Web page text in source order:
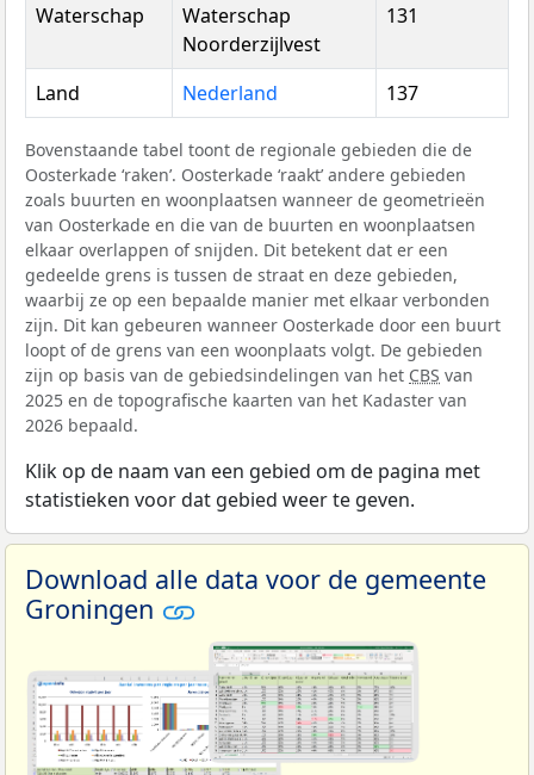
Waterschap
Waterschap
Noorderzijlvest
131
Land Nederland 137
Bovenstaande tabel toont de regionale gebieden die de
Oosterkade ‘raken’. Oosterkade ‘raakt’ andere gebieden
zoals buurten en woonplaatsen wanneer de geometrieën
van Oosterkade en die van de buurten en woonplaatsen
elkaar overlappen of snijden. Dit betekent dat er een
gedeelde grens is tussen de straat en deze gebieden,
waarbij ze op een bepaalde manier met elkaar verbonden
zijn. Dit kan gebeuren wanneer Oosterkade door een buurt
loopt of de grens van een woonplaats volgt. De gebieden
zijn op basis van de gebiedsindelingen van het CBS van
2025 en de topografische kaarten van het Kadaster van
2026 bepaald.
Klik op de naam van een gebied om de pagina met
statistieken voor dat gebied weer te geven.
Download alle data voor de gemeente
Groningen